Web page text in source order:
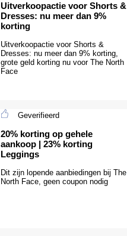
Uitverkoopactie voor Shorts &
Dresses: nu meer dan 9%
korting
Uitverkoopactie voor Shorts &
Dresses: nu meer dan 9% korting,
grote geld korting nu voor The North
Face
Geverifieerd
20% korting op gehele
aankoop | 23% korting
Leggings
Dit zijn lopende aanbiedingen bij The
North Face, geen coupon nodig